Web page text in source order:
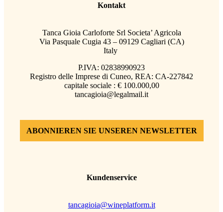
Kontakt
Tanca Gioia Carloforte Srl Societa’ Agricola
Via Pasquale Cugia 43 – 09129 Cagliari (CA)
Italy
P.IVA: 02838990923
Registro delle Imprese di Cuneo, REA: CA-227842
capitale sociale : € 100.000,00
tancagioia@legalmail.it
ABONNIEREN SIE UNSEREN NEWSLETTER
Kundenservice
tancagioia@wineplatform.it